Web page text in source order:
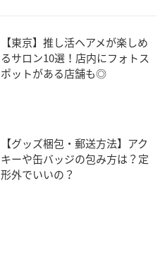
【東京】推し活ヘアメが楽しめ
るサロン10選！店内にフォトス
ポットがある店舗も◎
【グッズ梱包・郵送方法】アク
キーや缶バッジの包み方は？定
形外でいいの？